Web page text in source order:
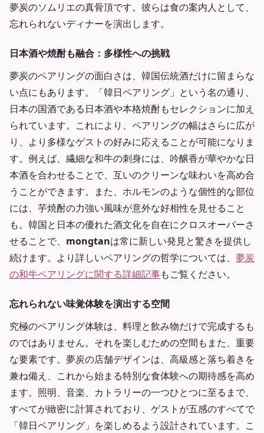
夢炭のソムリエの真骨頂です。彼らは食の案内人として、
忘れられないディナーを演出します。
日本酒や焼酎も融合：多様性への挑戦
夢炭のペアリングの面白さは、韓国伝統酒だけに留まらな
い点にもあります。「韓日ペアリング」という名の通り、
日本の国酒である日本酒や本格焼酎もセレクションに加え
られています。これにより、ペアリングの幅はさらに広が
り、より多様なゲストの好みに応えることが可能になりま
す。例えば、繊細な和牛の刺身には、吟醸香が華やかな日
本酒を合わせることで、互いのクリーンな味わいを高め合
うことができます。また、ホルモンのような個性的な部位
には、芋焼酎の力強い風味が意外な好相性を見せること
も。韓国と日本の優れた酒文化を自在にクロスオーバーさ
せることで、 mongtanは常に新しい発見と驚きを提供し
続けます。より詳しいペアリングの哲学については、 夢炭
の和牛ペアリングに関する詳細記事もご覧ください。
忘れられない味覚体験を演出する空間
究極のペアリング体験は、料理と飲み物だけで完成するも
のではありません。それを楽しむための空間もまた、重要
な要素です。夢炭の店舗デザインは、高級感と落ち着きを
兼ね備え、これから始まる特別な食体験への期待感を高め
ます。照明、音楽、カトラリーの一つひとつに至るまで、
すべてが緻密に計算されており、ゲストが五感のすべてで
「韓日ペアリング」を楽しめるよう設計されています。こ